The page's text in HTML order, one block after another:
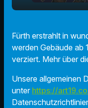
play_arrow
00:00
Fürth erstrahlt in
werden Gebäude ab
verziert. Mehr über
Unsere allgemeinen
unter https://